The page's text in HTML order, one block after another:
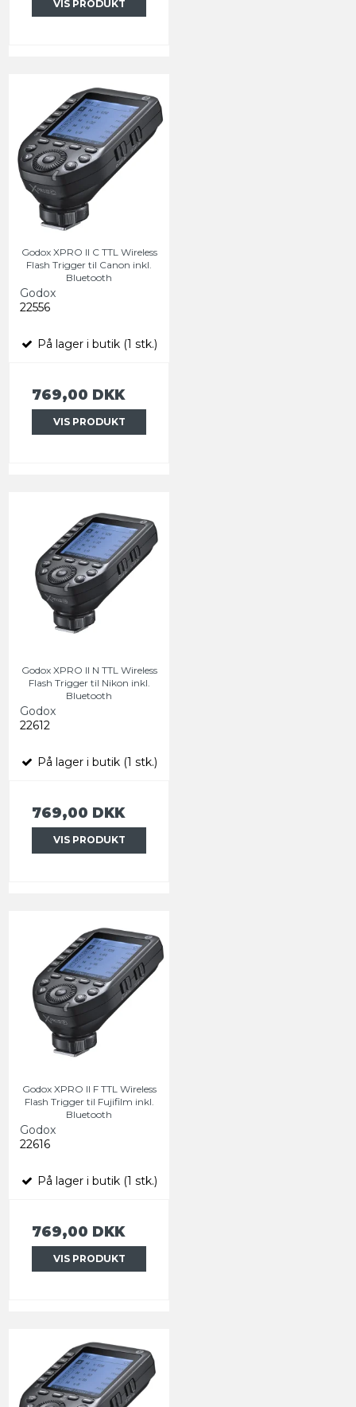
VIS PRODUKT
Godox XPRO II C TTL Wireless
Flash Trigger til Canon inkl.
Bluetooth
Godox
22556
På lager i butik (1 stk.)
769,00 DKK
VIS PRODUKT
Godox XPRO II N TTL Wireless
Flash Trigger til Nikon inkl.
Bluetooth
Godox
22612
På lager i butik (1 stk.)
769,00 DKK
VIS PRODUKT
Godox XPRO II F TTL Wireless
Flash Trigger til Fujifilm inkl.
Bluetooth
Godox
22616
På lager i butik (1 stk.)
769,00 DKK
VIS PRODUKT